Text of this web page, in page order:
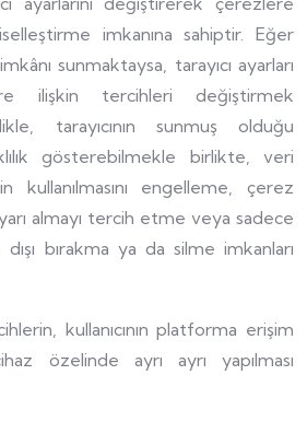
imkanına sahiptir. Eğer
sunmaktaysa, tarayıcı ayarları
ilişkin tercihleri değiştirmek
tarayıcının sunmuş olduğu
gösterebilmekle birlikte, veri
kullanılmasını engelleme, çerez
almayı tercih etme veya sadece
bırakma ya da silme imkanları
kullanıcının platforma erişim
özelinde ayrı ayrı yapılması